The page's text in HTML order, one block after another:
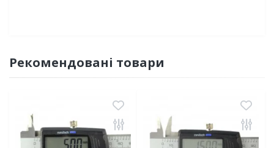
Рекомендовані товари